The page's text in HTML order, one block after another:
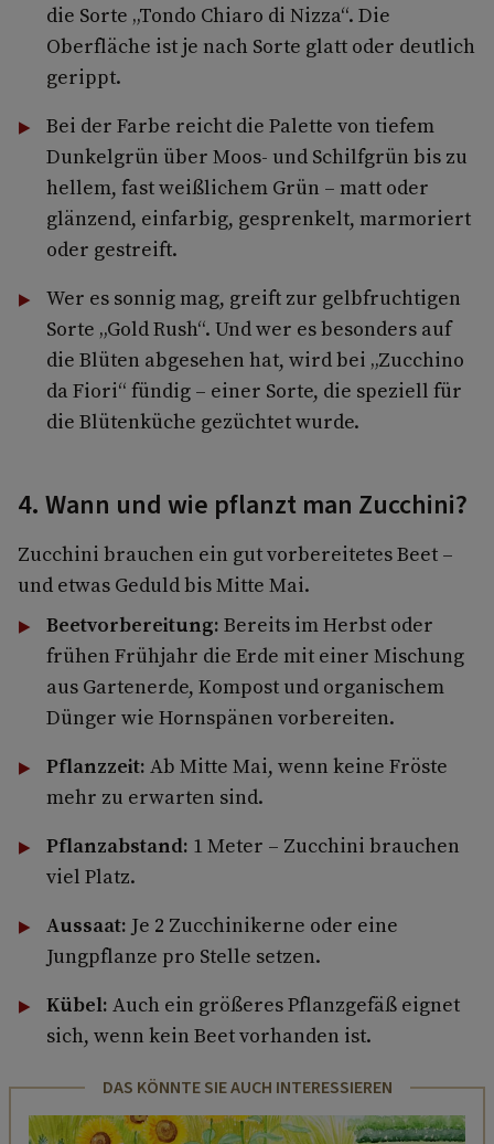
die Sorte „Tondo Chiaro di Nizza“. Die
Oberfläche ist je nach Sorte glatt oder deutlich
gerippt.
Bei der Farbe reicht die Palette von tiefem
Dunkelgrün über Moos- und Schilfgrün bis zu
hellem, fast weißlichem Grün – matt oder
glänzend, einfarbig, gesprenkelt, marmoriert
oder gestreift.
Wer es sonnig mag, greift zur gelbfruchtigen
Sorte „Gold Rush“. Und wer es besonders auf
die Blüten abgesehen hat, wird bei „Zucchino
da Fiori“ fündig – einer Sorte, die speziell für
die Blütenküche gezüchtet wurde.
4. Wann und wie pflanzt man Zucchini?
Zucchini brauchen ein gut vorbereitetes Beet –
und etwas Geduld bis Mitte Mai.
Beetvorbereitung: Bereits im Herbst oder
frühen Frühjahr die Erde mit einer Mischung
aus Gartenerde, Kompost und organischem
Dünger wie Hornspänen vorbereiten.
Pflanzzeit: Ab Mitte Mai, wenn keine Fröste
mehr zu erwarten sind.
Pflanzabstand: 1 Meter – Zucchini brauchen
viel Platz.
Aussaat: Je 2 Zucchinikerne oder eine
Jungpflanze pro Stelle setzen.
Kübel: Auch ein größeres Pflanzgefäß eignet
sich, wenn kein Beet vorhanden ist.
DAS KÖNNTE SIE AUCH INTERESSIEREN